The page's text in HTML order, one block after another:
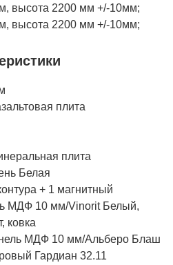
высота 2200 мм +/-10мм;
высота 2200 мм +/-10мм;
плита
плита
Белая
+ 1 магнитный
МДФ 10 мм/Vinorit Белый,
ковка
МДФ 10 мм/Альберо Блаш
Гардиан 32.11